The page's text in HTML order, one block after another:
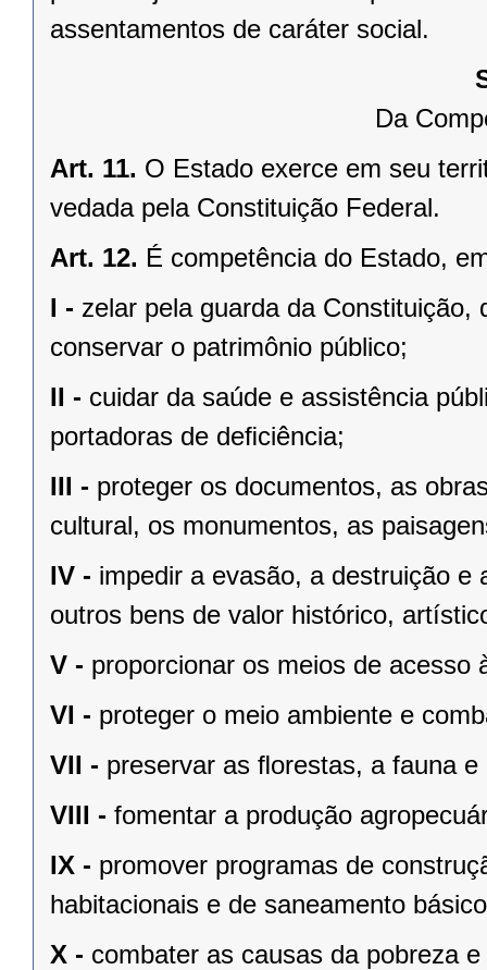
assentamentos de caráter social.
Da
Art. 11. O Estado exerce em seu
vedada pela Constituição Federal.
Art. 12. É competência do Estado,
I - zelar pela guarda da
conservar o patrimônio público;
II - cuidar da saúde e assistência
portadoras de deﬁciência;
III - proteger os documentos, as
cultural, os monumentos, as
IV - impedir a evasão, a destruição e
outros bens de valor histórico,
V - proporcionar os meios de acesso
VI - proteger o meio ambiente e
VII - preservar as ﬂorestas, a fauna e
VIII - fomentar a produção
IX - promover programas de
habitacionais e de saneamento
X - combater as causas da pobreza